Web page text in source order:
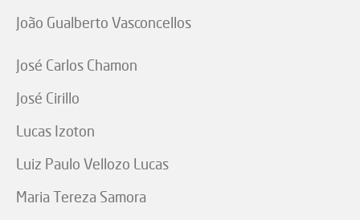
João Gualberto Vasconcellos
José Carlos Chamon
José Cirillo
Lucas Izoton
Luiz Paulo Vellozo Lucas
Maria Tereza Samora